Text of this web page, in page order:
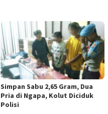
Simpan Sabu 2,65 Gram, Dua
Pria di Ngapa, Kolut Diciduk
Polisi